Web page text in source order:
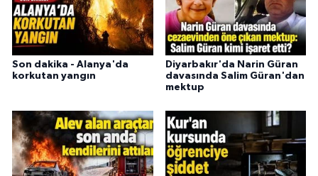
Son dakika - Alanya'da
korkutan yangın
Diyarbakır'da Narin Güran
davasında Salim Güran'dan
mektup